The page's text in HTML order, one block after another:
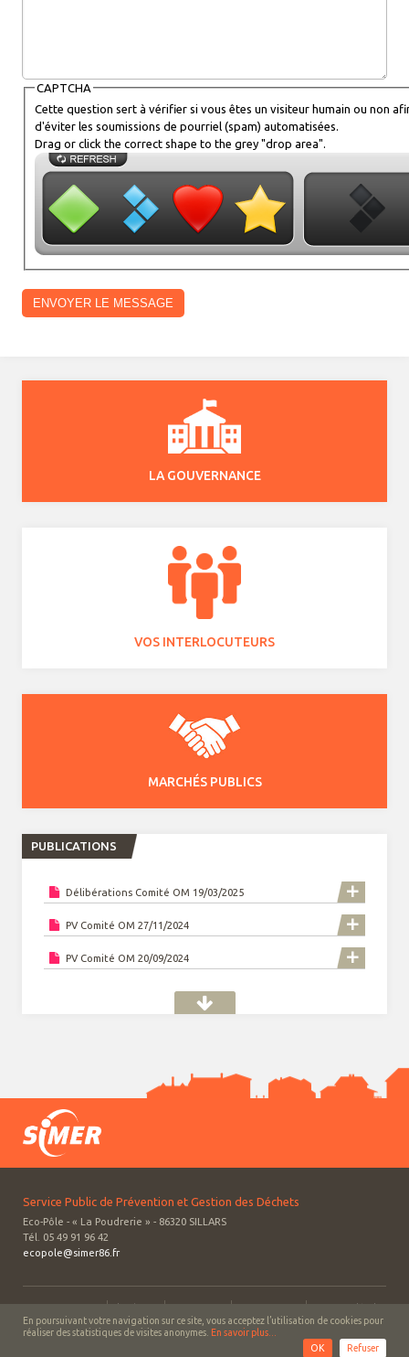
CAPTCHA
Cette question sert à vérifier si vous êtes un visiteur humain ou non
d'éviter les soumissions de pourriel (spam) automatisées.
Drag or click the correct shape to the grey "drop area".
LA GOUVERNANCE
VOS INTERLOCUTEURS
MARCHÉS PUBLICS
PUBLICATIONS
Délibérations Comité OM 19/03/2025
PV Comité OM 27/11/2024
PV Comité OM 20/09/2024
Service Public de Prévention et Gestion des Déchets
Eco-Pôle - « La Poudrerie » - 86320 SILLARS
Tél. 05 49 91 96 42
ecopole@simer86.fr
En poursuivant votre navigation sur ce site, vous acceptez l’utilisation de cookies pour
réaliser des statistiques de visites anonymes. En savoir plus...
Refuser
OK